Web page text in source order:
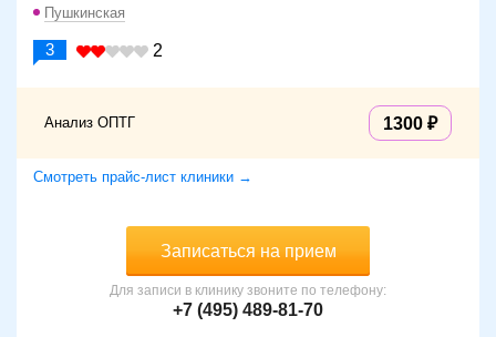
Пушкинская
3 2
Анализ ОПТГ 1300
Смотреть прайс-лист клиники →
Записаться на прием
Для записи в клинику звоните по телефону:
+7 (495) 489-81-70